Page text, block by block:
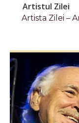
Artistul Zilei
Artista Zilei –